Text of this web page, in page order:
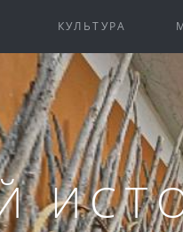
КУЛЬТУРА